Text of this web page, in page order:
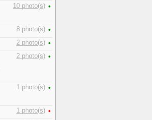
10 photo(s) •
8 photo(s) •
2 photo(s) •
2 photo(s) •
1 photo(s) •
1 photo(s) •